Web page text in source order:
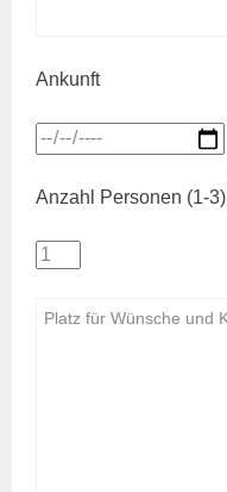
Ankunft
Anzahl Personen (1-3)